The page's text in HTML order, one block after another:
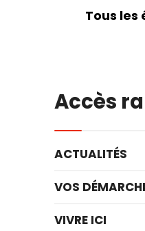
Tous les
Accès
ACTUALITÉS
VOS
VIVRE ICI